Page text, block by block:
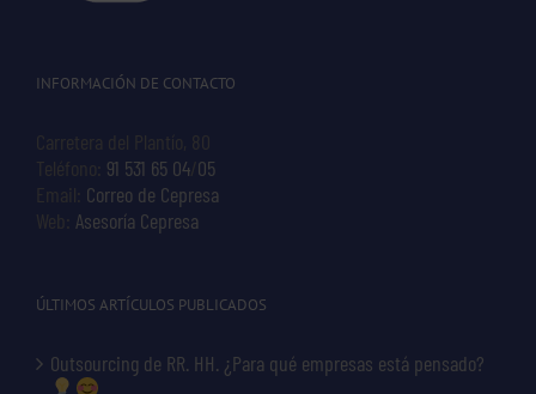
INFORMACIÓN DE CONTACTO
Carretera del Plantío, 80
Teléfono: 91 531 65 04 05
Email: Correo de Cepresa
Web: Asesoría Cepresa
ÚLTIMOS ARTÍCULOS PUBLICADOS
Outsourcing de RR. HH. ¿Para qué empresas está pensado?